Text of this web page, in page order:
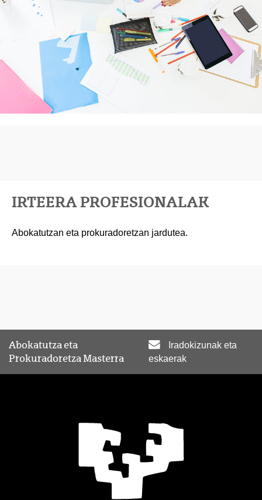
IRTEERA PROFESIONALAK
Abokatutzan eta prokuradoretzan jardutea.
Abokatutza eta
Prokuradoretza Masterra
Iradokizunak eta
eskaerak